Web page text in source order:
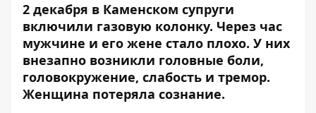
2 декабря в Каменском супруги
включили газовую колонку. Через час
мужчине и его жене стало плохо. У них
внезапно возникли головные боли,
головокружение, слабость и тремор.
Женщина потеряла сознание.